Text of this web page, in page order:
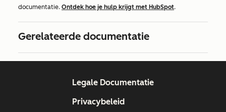
documentatie. Ontdek hoe je hulp krijgt met HubSpot.
Gerelateerde documentatie
Legale Documentatie
Privacybeleid